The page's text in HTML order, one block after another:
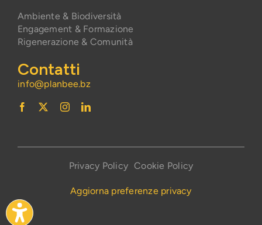
Ambiente & Biodiversità
Engagement & Formazione
Rigenerazione & Comunità
Contatti
info@planbee.bz
Privacy Policy Cookie Policy
Aggiorna preferenze privacy